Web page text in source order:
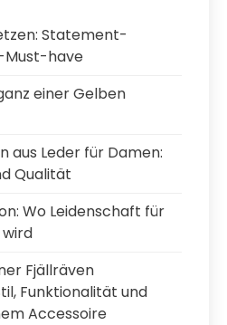
Statement-
Must-have
einer Gelben
aus Leder für Damen:
Qualität
Wo Leidenschaft für
Fjällräven
Funktionalität und
Accessoire